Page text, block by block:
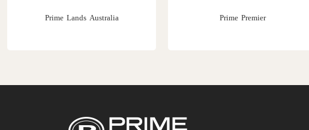
Prime Lands Australia Prime Premier